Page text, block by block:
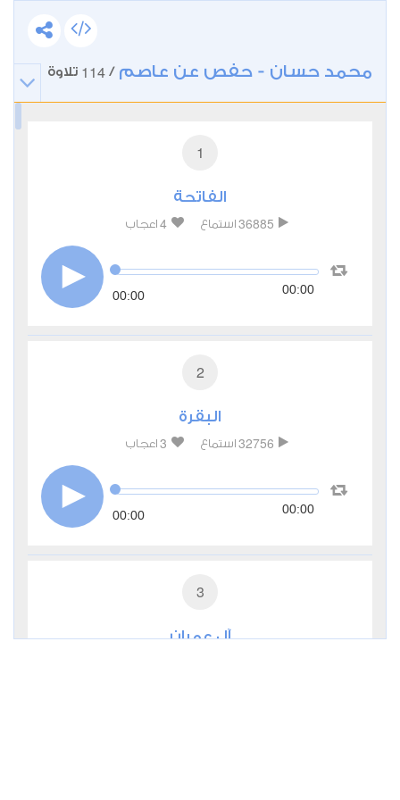
محمد حسان - حفص عن عاصم /
114 تلاوة
1
الفاتحة
36885 استماع 4 اعجاب
00:00 00:00
2
البقرة
32756 استماع 3 اعجاب
00:00 00:00
3
آل عمران